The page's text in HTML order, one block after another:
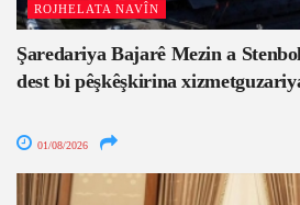
ROJHELATA NAVÎN
Şaredariya Bajarê Mezin a
dest bi pêşkêşkirina
01/08/2026